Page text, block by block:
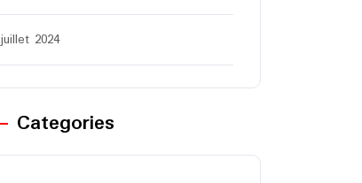
juillet 2024
Categories